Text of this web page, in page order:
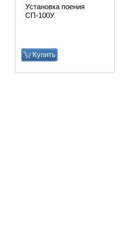
Установка поения
СП-100У
Купить